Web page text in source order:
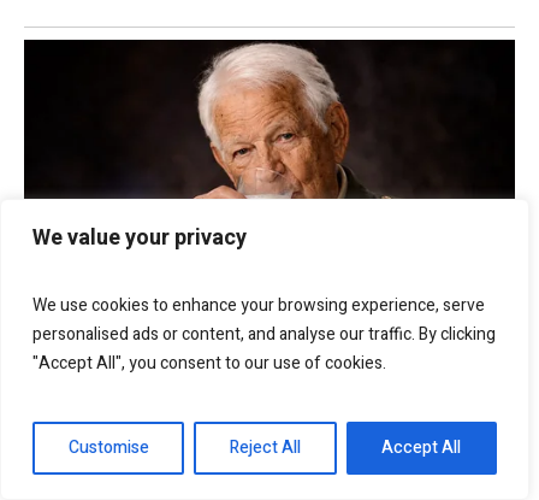
We value your privacy
We use cookies to enhance your browsing experience, serve
personalised ads or content, and analyse our traffic. By clicking
"Accept All", you consent to our use of cookies.
Customise Reject All Accept All